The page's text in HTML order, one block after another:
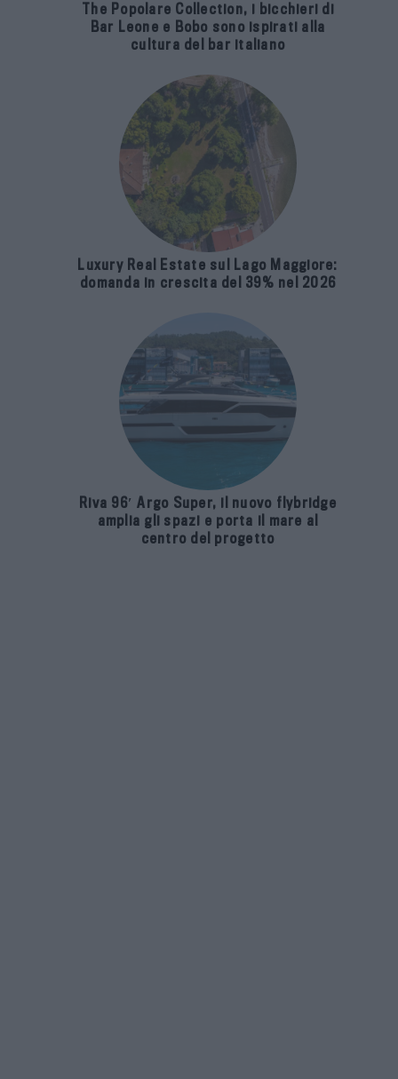
The Popolare Collection, i bicchieri di
Bar Leone e Bobo sono ispirati alla
cultura del bar italiano
Luxury Real Estate sul Lago Maggiore:
domanda in crescita del 39% nel 2026
Riva 96′ Argo Super, il nuovo flybridge
amplia gli spazi e porta il mare al
centro del progetto